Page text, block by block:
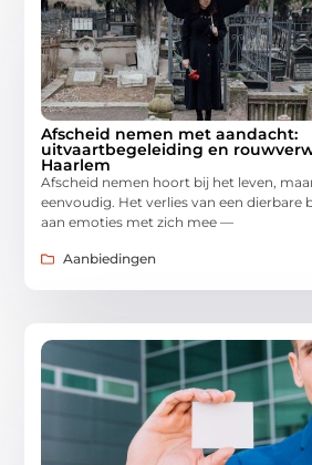
Afscheid nemen met aandacht:
uitvaartbegeleiding en
Haarlem
Afscheid nemen hoort bij het leven,
eenvoudig. Het verlies van een dierbare
aan emoties met zich mee —
Aanbiedingen